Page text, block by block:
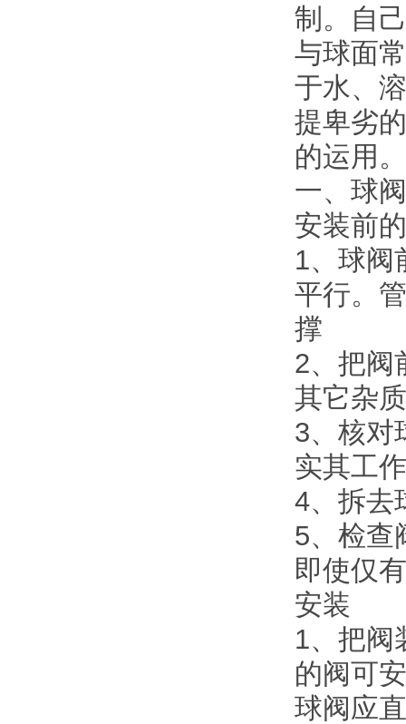
制。自
与球面
于水、
提卑劣
的运用。
一、球
安装前
1、球阀
平行。
撑
2、把阀
其它杂质
3、核对
实其工
4、拆去
5、检查
即使仅
安装
1、把阀
的阀可
球阀应